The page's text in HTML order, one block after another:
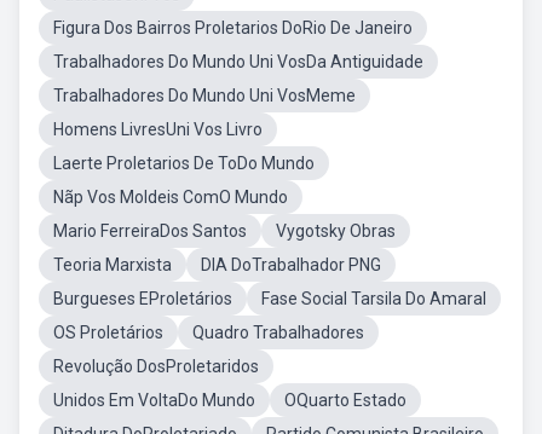
Figura Dos Bairros Proletarios DoRio De Janeiro
Trabalhadores Do Mundo Uni VosDa Antiguidade
Trabalhadores Do Mundo Uni VosMeme
Homens LivresUni Vos Livro
Laerte Proletarios De ToDo Mundo
Nãp Vos Moldeis ComO Mundo
Mario FerreiraDos Santos
Vygotsky Obras
Teoria Marxista
DIA DoTrabalhador PNG
Burgueses EProletários
Fase Social Tarsila Do Amaral
OS Proletários
Quadro Trabalhadores
Revolução DosProletaridos
Unidos Em VoltaDo Mundo
OQuarto Estado